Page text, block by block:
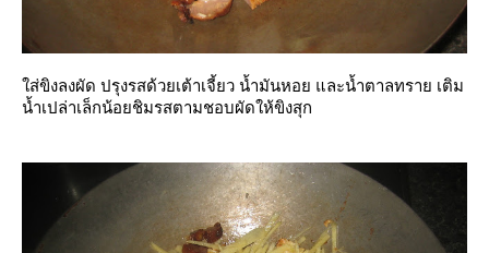
ส่ขิงลงผัด ปรุงรสด้วยเต้าเจี้ยว น้ำมันหอย และน้ำตาลทราย เติม
น้ำเปล่าเล็กน้อยชิมรสตามชอบผัดให้ขิงสุก